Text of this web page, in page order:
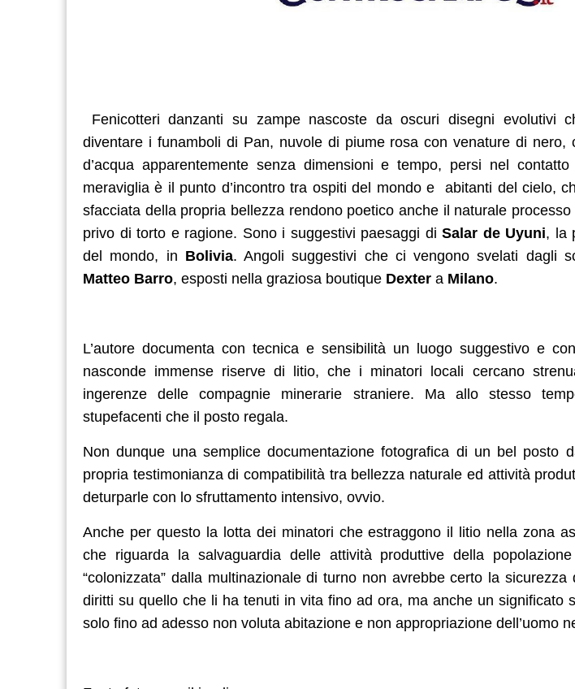
Fenicotteri danzanti su zampe nascoste da oscuri disegni evolutivi
diventare i funamboli di Pan, nuvole di piume rosa con venature di nero,
d’acqua apparentemente senza dimensioni e tempo, persi nel
meraviglia è il punto d’incontro tra ospiti del mondo e abitanti del cielo,
sfacciata della propria bellezza rendono poetico anche il naturale
privo di torto e ragione. Sono i suggestivi paesaggi diSalar de Uyuni, la
del mondo, in Bolivia. Angoli suggestivi che ci vengono svelati dagli
Matteo Barro, esposti nella graziosa boutique Dexter a Milano.
L’autore documenta con tecnica e sensibilità un luogo suggestivo e
nasconde immense riserve di litio, che i minatori locali cercano
ingerenze delle compagnie minerarie straniere. Ma allo stesso
stupefacenti che il posto regala.
Non dunque una semplice documentazione fotografica di un bel posto
propria testimonianza di compatibilità tra bellezza naturale ed attività
deturparle con lo sfruttamento intensivo, ovvio.
Anche per questo la lotta dei minatori che estraggono il litio nella zona
che riguarda la salvaguardia delle attività produttive della
“colonizzata” dalla multinazionale di turno non avrebbe certo la
diritti su quello che li ha tenuti in vita fino ad ora, ma anche un significato
solo fino ad adesso non voluta abitazione e non appropriazione dell’uomo